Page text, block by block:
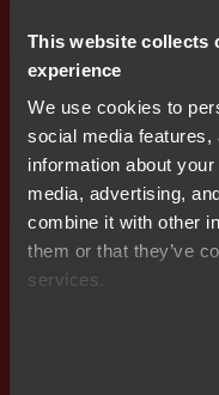
This website collects
experience
We use cookies to
social media features,
information about
media, advertising,
combine it with other
them or that they’ve
services.
CWE 및 SEI CERT와
C, MISRA C++, CERT
양한 산업 표준을 지원
선호도에 맞게 사용자
경을 보장합니다. 또한
므로 분석 결과에 대한
공합니다. 기능 안전
받은 C-STAT은 품질